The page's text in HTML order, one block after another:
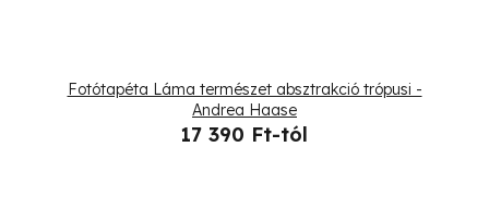
Fotótapéta Láma természet absztrakció trópusi -
Andrea Haase
17 390 Ft-tól